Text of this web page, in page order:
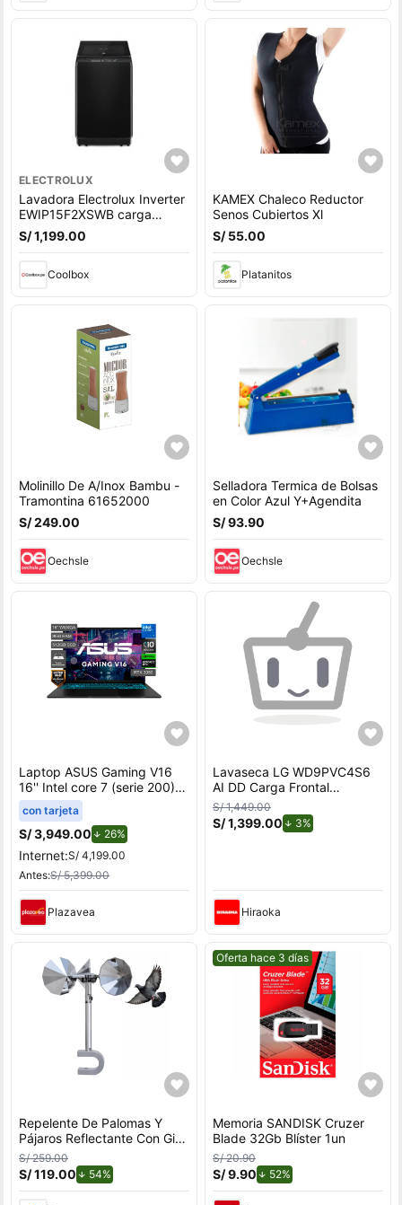
ELECTROLUX
Lavadora Electrolux Inverter
EWIP15F2XSWB carga
superior, capacidad 15 kg,
negro
S/ 1,199.00
Coolbox
KAMEX Chaleco Reductor
Senos Cubiertos Xl
S/ 55.00
Platanitos
Molinillo De A/Inox Bambu -
Tramontina 61652000
S/ 249.00
Oechsle
Selladora Termica de Bolsas
en Color Azul Y+Agendita
S/ 93.90
Oechsle
Laptop ASUS Gaming V16
16'' Intel core 7 (serie 200)
8GB 512GB SSD RTX3050
V3607VJ-TK286W
con tarjeta
S/ 3,949.00 26%
Internet:S/ 4,199.00
Antes:S/ 5,399.00
Plazavea
Lavaseca LG WD9PVC4S6
AI DD Carga Frontal
9kg/5kg
S/ 1,449.00
S/ 1,399.00 3%de descuento.
Hiraoka
Repelente De Palomas Y
Pájaros Reflectante Con Giro
Por Viento Para Exteriores
Con Soporte en U
S/ 259.00
S/ 119.00 54%
Mejor precio.
Oferta hace 3 días
Memoria SANDISK Cruzer
Blade 32Gb Blíster 1un
S/ 20.90
S/ 9.90 52%de descuento.